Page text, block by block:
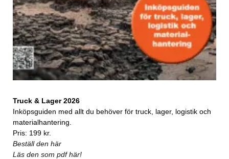
Truck & Lager 2026
Inköpsguiden med allt du behöver för truck, lager, logistik och
materialhantering.
Pris: 199 kr.
Beställ den här
Läs den som pdf här!